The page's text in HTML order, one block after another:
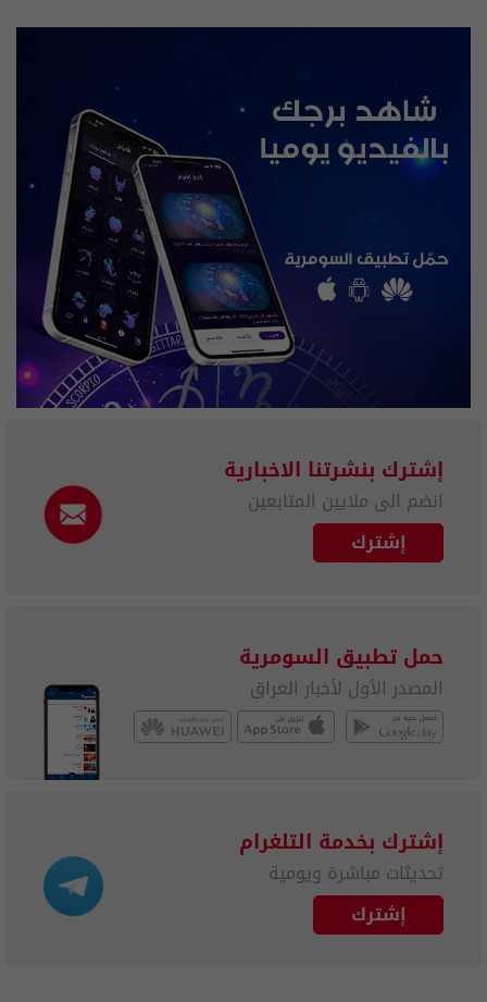
إشترك بنشرتنا الاخبارية
انضم الى ملايين المتابعين
إشترك
حمل تطبيق السومرية
المصدر الأول لأخبار العراق
إشترك بخدمة التلغرام
تحديثات مباشرة ويومية
إشترك